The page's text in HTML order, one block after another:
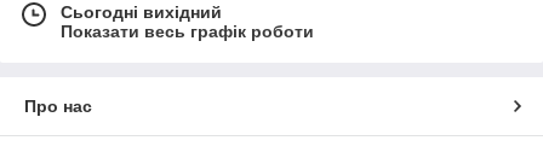
Сьогодні вихідний
Показати весь графік роботи
Про нас